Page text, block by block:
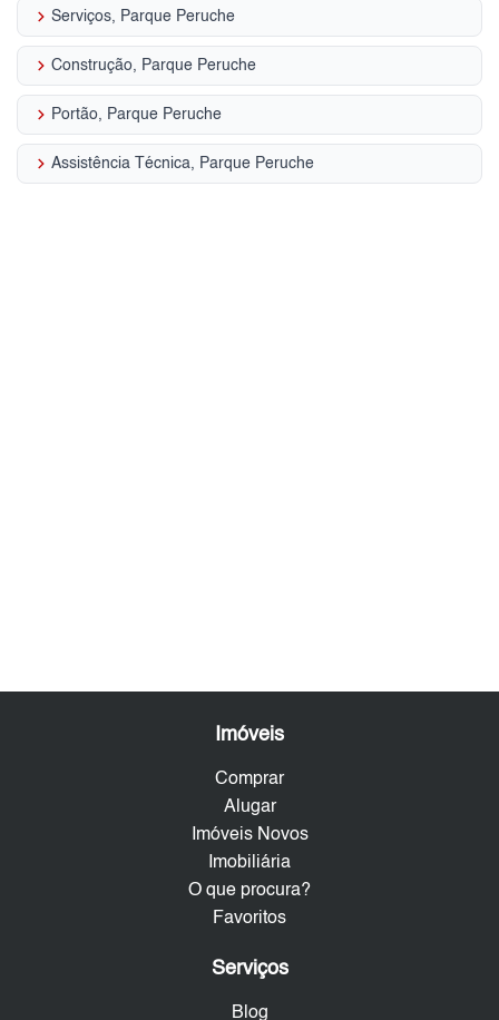
keyboard_arrow_right Serviços, Parque Peruche
keyboard_arrow_right Construção, Parque Peruche
keyboard_arrow_right Portão, Parque Peruche
keyboard_arrow_right Assistência Técnica, Parque Peruche
Imóveis
Comprar
Alugar
Imóveis Novos
Imobiliária
O que procura?
Favoritos
Serviços
Blog